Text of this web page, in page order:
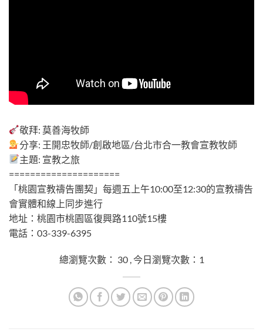
敬拜: 莫善海牧師
分享: 王開忠牧師/創啟地區/台北市合一教會宣教牧師
主題: 宣教之旅
=====================
「桃園宣教禱告團契」每週五上午10:00至12:30的宣教禱告
會實體和線上同步進行
地址：桃園市桃園區復興路110號15樓
電話：03-339-6395
總瀏覽次數： 30 , 今日瀏覽次數：1